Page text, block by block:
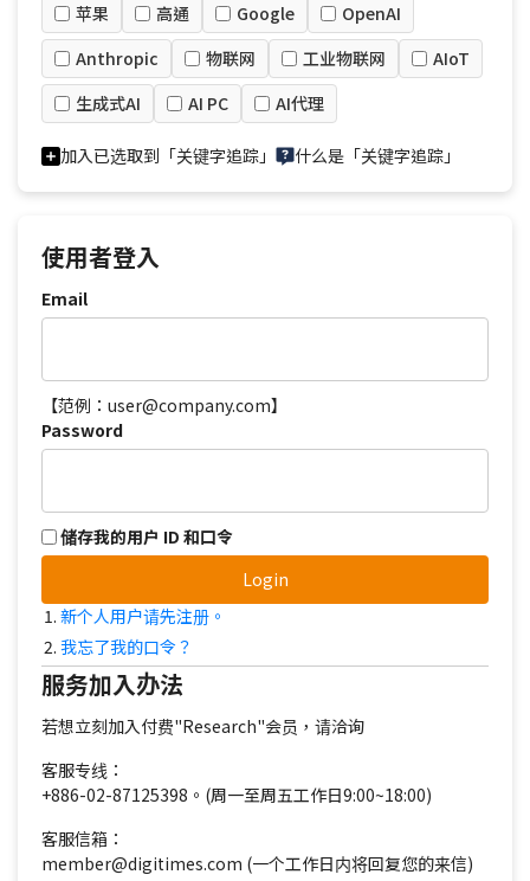
苹果 高通 Google
OpenAI
Anthropic
物联网 工业物联网
AIoT
生成式AI
AI PC AI代理
加入已选取到「关键字追踪」 什么是「关键字追踪」
使用者登入
Email
【范例：user@company.com】
Password
储存我的用户 ID 和口令
Login
新个人用户请先注册。
我忘了我的口令？
服务加入办法
若想立刻加入付费"Research"会员，请洽询
客服专线：
+886-02-87125398。(周一至周五工作日9:00~18:00)
客服信箱：
member@digitimes.com (一个工作日内将回复您的来信)